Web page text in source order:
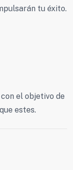
tu éxito.
el objetivo de
estes.